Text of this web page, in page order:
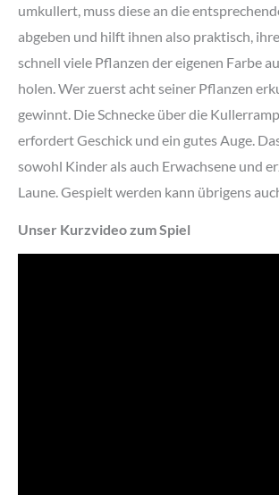
umkullert, muss diese an die
abgeben und hilft ihnen also praktisch,
schnell viele Pflanzen der eigenen Farbe
holen. Wer zuerst acht seiner Pflanzen
gewinnt. Die Schnecke über die
erfordert Geschick und ein gutes Auge.
sowohl Kinder als auch Erwachsene und
Laune. Gespielt werden kann übrigens
Unser Kurzvideo zum Spiel